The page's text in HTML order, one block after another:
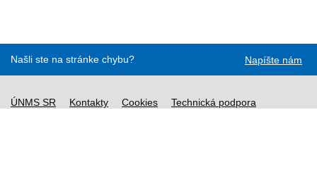
Našli ste na stránke chybu? Napíšte nám
ÚNMS SR Kontakty Cookies
Technická podpora